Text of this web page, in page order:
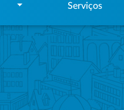
Serviços